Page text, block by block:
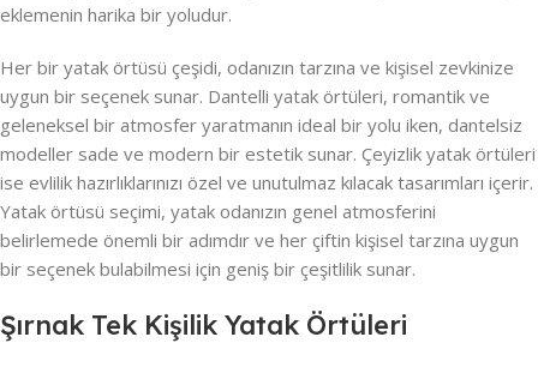
eklemenin harika bir yoludur.
Her bir yatak örtüsü çeşidi, odanızın tarzına ve kişisel zevkinize
uygun bir seçenek sunar. Dantelli yatak örtüleri, romantik ve
geleneksel bir atmosfer yaratmanın ideal bir yolu iken, dantelsiz
modeller sade ve modern bir estetik sunar. Çeyizlik yatak örtüleri
ise evlilik hazırlıklarınızı özel ve unutulmaz kılacak tasarımları içerir.
Yatak örtüsü seçimi, yatak odanızın genel atmosferini
belirlemede önemli bir adımdır ve her çiftin kişisel tarzına uygun
bir seçenek bulabilmesi için geniş bir çeşitlilik sunar.
Şırnak Tek Kişilik Yatak Örtüleri